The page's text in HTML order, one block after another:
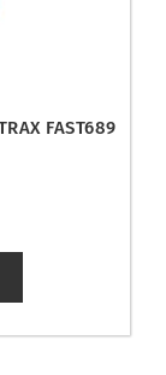
FAST689